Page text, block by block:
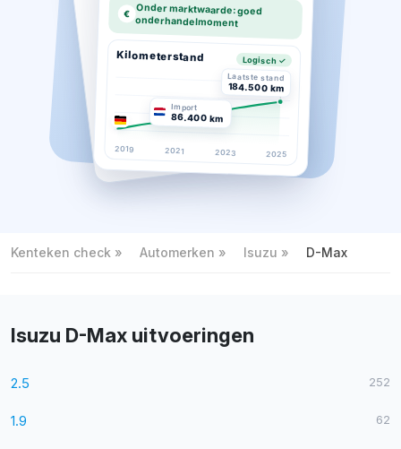
€ Onder marktwaarde: goed
onderhandelmoment
Kilometerstand Logisch ✓
Laatste stand
184.500 km
Import
86.400 km
2019 2021 2023 2025
Kenteken check Automerken Isuzu D-Max
Isuzu D-Max uitvoeringen
2.5 252
1.9 62